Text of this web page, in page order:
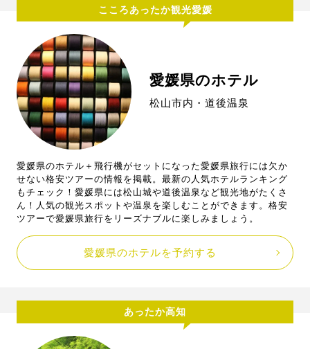
こころあったか観光愛媛
愛媛県のホテル
松山市内・道後温泉
愛媛県のホテル＋飛行機がセットになった愛媛県旅行には欠か
せない格安ツアーの情報を掲載。最新の人気ホテルランキング
もチェック！愛媛県には松山城や道後温泉など観光地がたくさ
ん！人気の観光スポットや温泉を楽しむことができます。格安
ツアーで愛媛県旅行をリーズナブルに楽しみましょう。
愛媛県のホテルを予約する
あったか高知